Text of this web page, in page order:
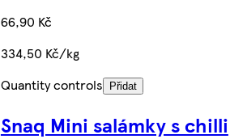
66,90 Kč
334,50 Kč/kg
Quantity controls
Přidat
Snaq Mini salámky s chilli